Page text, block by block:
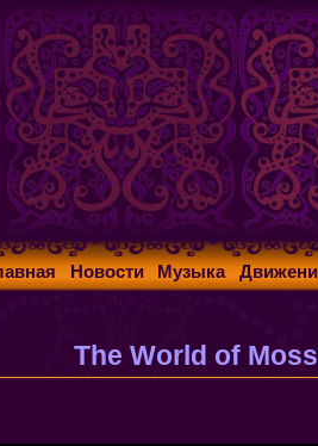
Новости Музыка
The World of